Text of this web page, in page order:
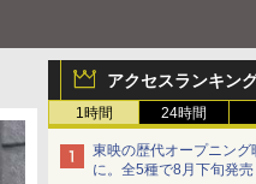
アクセスランキン
1時間 24時間
東映の歴代オープニング
に。全5種で8月下旬発売